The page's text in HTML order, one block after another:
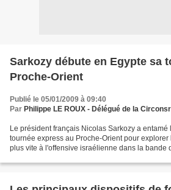
Sarkozy débute en Egypte sa
Proche-Orient
Publié le 05/01/2009 à 09:40
Par Philippe LE ROUX - Délégué de la
Le président français Nicolas Sarkozy a entamé
tournée express au Proche-Orient pour explorer
plus vite à l'offensive israélienne dans la bande